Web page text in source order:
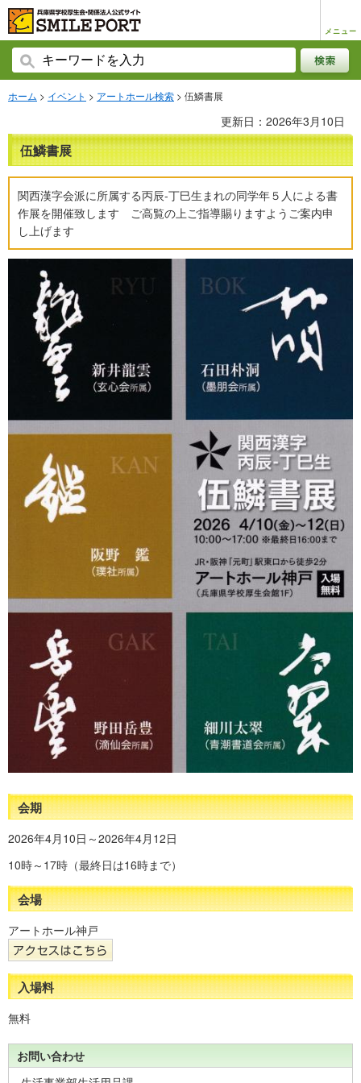
メニュー
ホーム > イベント > アートホール検索 > 伍鱗書展
更新日：2026年3月10日
伍鱗書展
関西漢字会派に所属する丙辰‐丁巳生まれの同学年５人による書
作展を開催致します ご高覧の上ご指導賜りますようご案内申
し上げます
会期
2026年4月10日～2026年4月12日
10時～17時（最終日は16時まで）
会場
アートホール神戸
入場料
無料
お問い合わせ